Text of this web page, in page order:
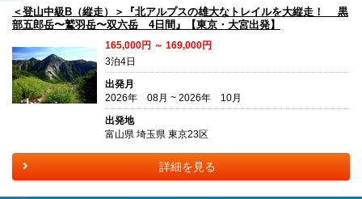
＜登山中級B（縦走）＞『北アルプスの雄大なトレイルを大縦走！ 黒
部五郎岳〜鷲羽岳〜双六岳 4日間』【東京・大宮出発】
165,000円 ～ 169,000円
3泊4日
出発月
2026年 08月 ~ 2026年 10月
出発地
富山県 埼玉県 東京23区
詳細を見る